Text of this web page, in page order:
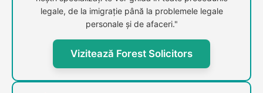
legale, de la imigrație până la problemele legale
personale și de afaceri."
Vizitează Forest Solicitors